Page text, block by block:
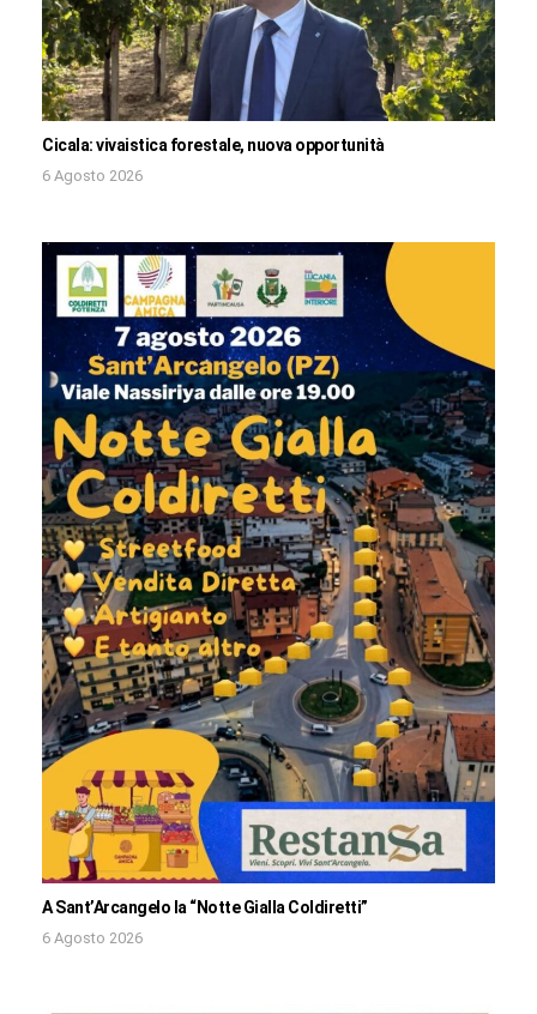
Cicala: vivaistica forestale, nuova opportunità
6 Agosto 2026
A Sant’Arcangelo la “Notte Gialla Coldiretti”
6 Agosto 2026